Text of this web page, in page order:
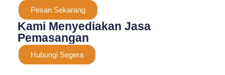
Pesan Sekarang
Kami Menyediakan Jasa
Pemasangan
Hubungi Segera